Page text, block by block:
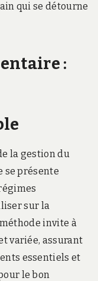
qui se détourne
:
la gestion du
se présente
sur la
invite à
variée, assurant
essentiels et
le bon